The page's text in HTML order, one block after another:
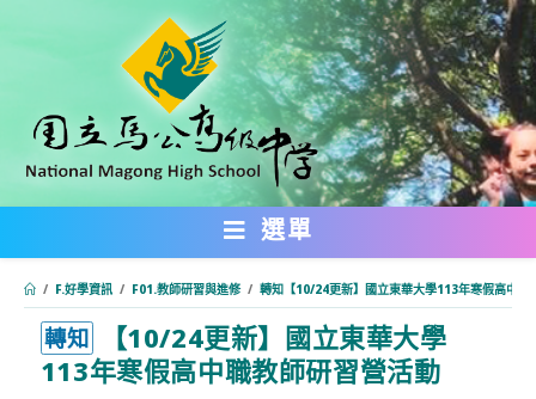
內
選單
/ F.好學資訊 / F01.教師研習與進修 / 轉知【10/24更新】國立東華大學113年寒假高中職
轉知
【10/24更新】國立東華大學
113年寒假高中職教師研習營活動